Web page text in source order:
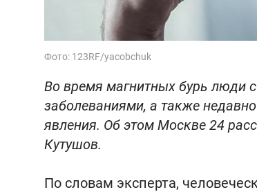
Фото: 123RF/yacobchuk
Во время магнитных бурь люди
заболеваниями, а также
явления. Об этом Москве 24
Кутушов.
По словам эксперта,